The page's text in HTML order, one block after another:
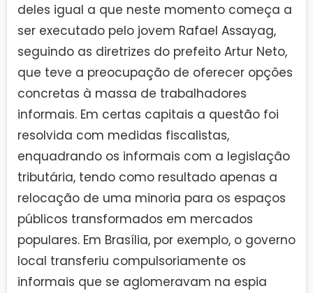
deles igual a que neste momento começa a
ser executado pelo jovem Rafael Assayag,
seguindo as diretrizes do prefeito Artur Neto,
que teve a preocupação de oferecer opções
concretas à massa de trabalhadores
informais. Em certas capitais a questão foi
resolvida com medidas fiscalistas,
enquadrando os informais com a legislação
tributária, tendo como resultado apenas a
relocação de uma minoria para os espaços
públicos transformados em mercados
populares. Em Brasília, por exemplo, o governo
local transferiu compulsoriamente os
informais que se aglomeravam na espia